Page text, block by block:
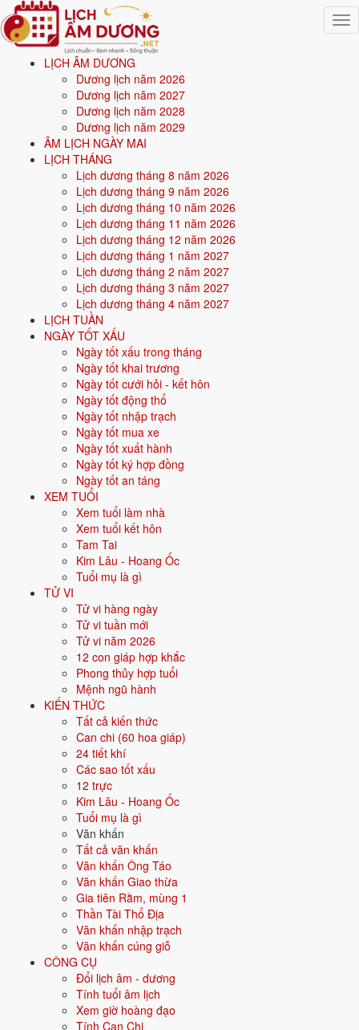
LỊCH ÂM DƯƠNG
Dương lịch năm 2026
Dương lịch năm 2027
Dương lịch năm 2028
Dương lịch năm 2029
ÂM LỊCH NGÀY MAI
LỊCH THÁNG
Lịch dương tháng 8 năm 2026
Lịch dương tháng 9 năm 2026
Lịch dương tháng 10 năm 2026
Lịch dương tháng 11 năm 2026
Lịch dương tháng 12 năm 2026
Lịch dương tháng 1 năm 2027
Lịch dương tháng 2 năm 2027
Lịch dương tháng 3 năm 2027
Lịch dương tháng 4 năm 2027
LỊCH TUẦN
NGÀY TỐT XẤU
Ngày tốt xấu trong tháng
Ngày tốt khai trương
Ngày tốt cưới hỏi - kết hôn
Ngày tốt động thổ
Ngày tốt nhập trạch
Ngày tốt mua xe
Ngày tốt xuất hành
Ngày tốt ký hợp đồng
Ngày tốt an táng
XEM TUỔI
Xem tuổi làm nhà
Xem tuổi kết hôn
Tam Tai
Kim Lâu - Hoang Ốc
Tuổi mụ là gì
TỬ VI
Tử vi hàng ngày
Tử vi tuần mới
Tử vi năm 2026
12 con giáp hợp khắc
Phong thủy hợp tuổi
Mệnh ngũ hành
KIẾN THỨC
Tất cả kiến thức
Can chi (60 hoa giáp)
24 tiết khí
Các sao tốt xấu
12 trực
Kim Lâu - Hoang Ốc
Tuổi mụ là gì
Văn khấn
Tất cả văn khấn
Văn khấn Ông Táo
Văn khấn Giao thừa
Gia tiên Rằm, mùng 1
Thần Tài Thổ Địa
Văn khấn nhập trạch
Văn khấn cúng giỗ
CÔNG CỤ
Đổi lịch âm - dương
Tính tuổi âm lịch
Xem giờ hoàng đạo
Tính Can Chi
Trang chủ
Mệnh ngũ hành
Sinh năm 2011
Sinh năm2011mệnh gì? Tân Mão Tùng Bách Mộc -
mệnh Mộc
Người sinh năm 2011là tuổiTân Mão(con Mèo), nạp âm
-Gỗ tùng bách, mệnhMộc . Năm2026
dương).
Sinh năm2011(Tân Mão, con Mèo) thuộc mệnh
Bách Mộc.
Màu hợp:Xanh lá, Xanh lục.Hướng hợp:
Vận khí khi sinh:Vận 8 Bát Bạch Thổ (2004-2023) - Tích lũy, bất
2026: 16 tuổi mụ, năm Bính Ngọ - Bình hoà với Thái Tuế.
Sinh năm 2011 là tuổi gì, mệnh gì?
Người sinh năm2011là tuổiTân Mão
, mệnhMộc. Màu hợp gồm Xanh lá, Xanh lục; hướng hợp là
Đông, Đông Nam. Bảng dưới đây tóm tắt 10 chỉ số cốt lõi:
Năm sinh dương
Can chi
Mão - Con Mèo
Tùng Bách Mộc
Mệnh ngũ hành 🌿Mộc
Xanh lá
Hướng hợp Đông, Đông Nam
Hành tương sinh
Thủy (Thủy sinh Mộc); Hỏa (Mộc sinh
Hỏa)
Hành tương khắc Kim (Kim khắc Mộc); Thổ (Mộc khắc Thổ)
Tuổi năm 2026 16 tuổi mụ / 15 tuổi dương - Thiếu niên
Ý nghĩa nạp âm Tùng Bách Mộc
Người sinh năm2011mang nạp âm
Gỗ tùng bách. Đây là một trong các nạp âm thuộc hành
vòng 60 hoa giáp.
Tượng trưng cho cây cối, sự phát triển, sinh sôi. Người mệnh Mộc
nhân hậu, sáng tạo, linh hoạt.